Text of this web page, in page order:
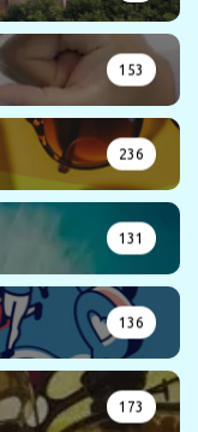
153
236
131
136
173